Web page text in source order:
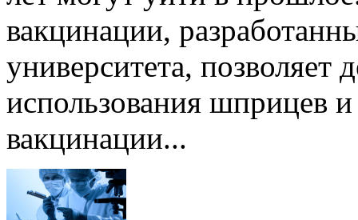
вакцинации,
университета, позволяет
использования шприцев
вакцинации...